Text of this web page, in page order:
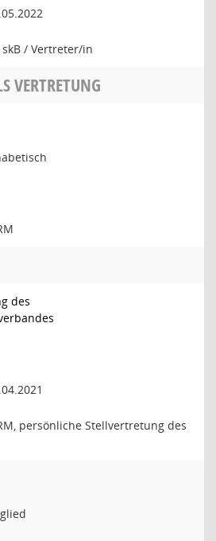
skB / Vertreter/in
VERTRETUNG
des
persönliche Stellvertretung des